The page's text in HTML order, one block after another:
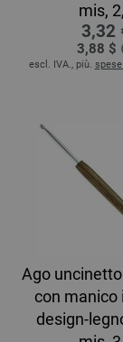
mis,
3,32
3,88 $
escl. IVA., più.
Ago
con manico
design-